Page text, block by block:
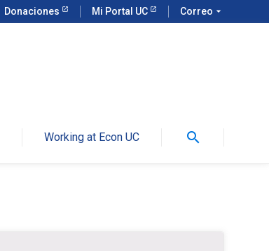
Donaciones Mi Portal UC Correo arrow_drop_down
Working at Econ UC search